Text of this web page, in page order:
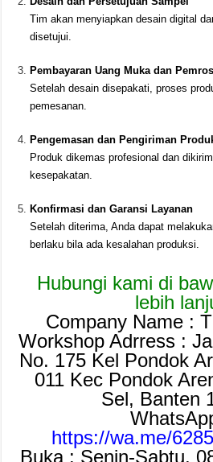
Tim akan menyiapkan desain digital
disetujui.
Pembayaran Uang Muka dan
Setelah desain disepakati, proses
pemesanan.
Pengemasan dan Pengiriman
Produk dikemas profesional dan
kesepakatan.
Konfirmasi dan Garansi Layanan
Setelah diterima, Anda dapat
berlaku bila ada kesalahan produksi.
Hubungi kami di
lebih
Company Name :
Workshop Adrress :
No. 175 Kel Pondok
011 Kec Pondok
Sel, Banten
https://wa.me/
Buka : Senin-Sabtu,